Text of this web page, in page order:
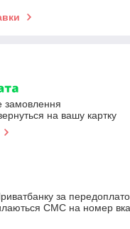
замовлення
на вашу картку
за
СМС на номер